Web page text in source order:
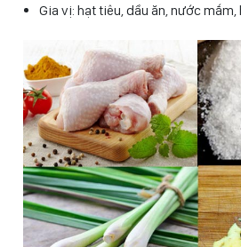
Gia vị: hạt tiêu, dầu ăn, nước